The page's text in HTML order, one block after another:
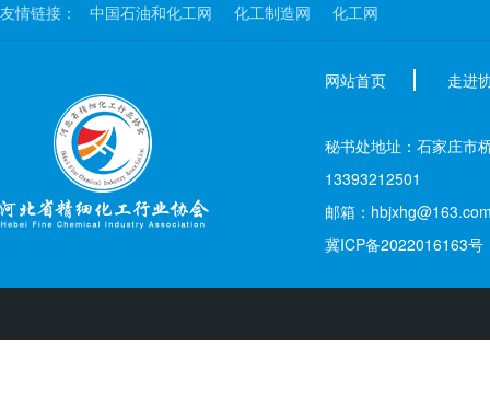
友情链接： 中国石油和化工网 化工制造网 化工网
网站首页 走进
秘书处地址：石家庄市
13393212501
邮箱：
冀ICP备2022016163号